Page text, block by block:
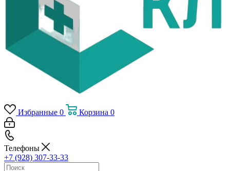
Избранные 0 Корзина 0
Телефоны
+7 (928) 307-33-33